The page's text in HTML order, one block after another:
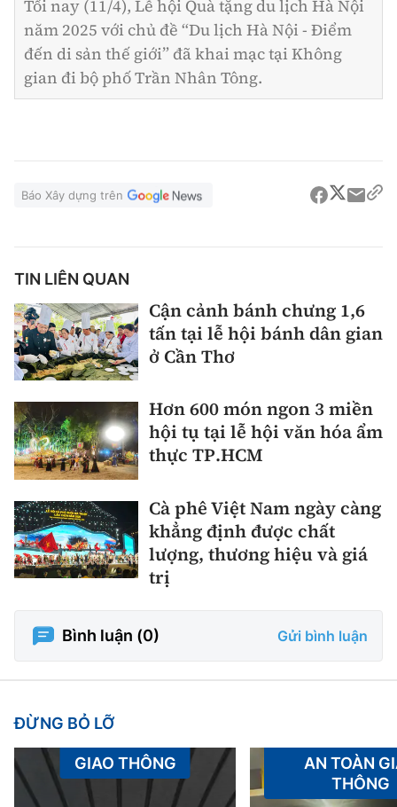
Tối nay (11/4), Lễ hội Quà tặng du lịch Hà Nội
năm 2025 với chủ đề “Du lịch Hà Nội - Điểm
đến di sản thế giới” đã khai mạc tại Không
gian đi bộ phố Trần Nhân Tông.
Báo Xây dựng trên
TIN LIÊN QUAN
Cận cảnh bánh chưng 1,6
tấn tại lễ hội bánh dân gian
ở Cần Thơ
Hơn 600 món ngon 3 miền
hội tụ tại lễ hội văn hóa ẩm
thực TP.HCM
Cà phê Việt Nam ngày càng
khẳng định được chất
lượng, thương hiệu và giá
trị
Bình luận (0) Gửi bình luận
ĐỪNG BỎ LỠ
GIAO THÔNG
AN TOÀN
THÔNG